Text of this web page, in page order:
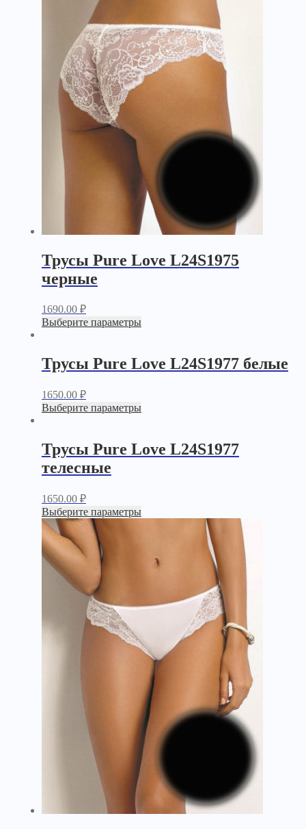
Трусы Pure Love L24S1975
черные
1690.00 ₽
Выберите параметры
Трусы Pure Love L24S1977 белые
1650.00 ₽
Выберите параметры
Трусы Pure Love L24S1977
телесные
1650.00 ₽
Выберите параметры